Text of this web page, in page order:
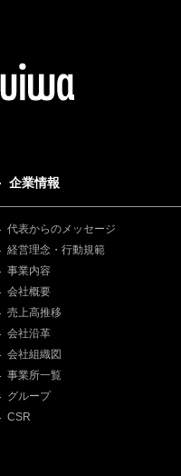
企業情報
代表からのメッセージ
経営理念・行動規範
事業内容
会社概要
売上高推移
会社沿革
会社組織図
事業所一覧
グループ
CSR